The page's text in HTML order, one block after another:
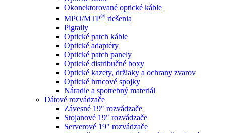
Okonektorované optické káble
MPO/MTP® ​ riešenia
Pigtaily
Optické patch káble
Optické adaptéry
Optické patch panely
Optické distribučné boxy
Optické kazety, držiaky a ochrany zvarov
Optické hrncové spojky
Náradie a spotrebný materiál
Dátové rozvádzače
Závesné 19" rozvádzače
Stojanové 19" rozvádzače
Serverové 19" rozvádzače